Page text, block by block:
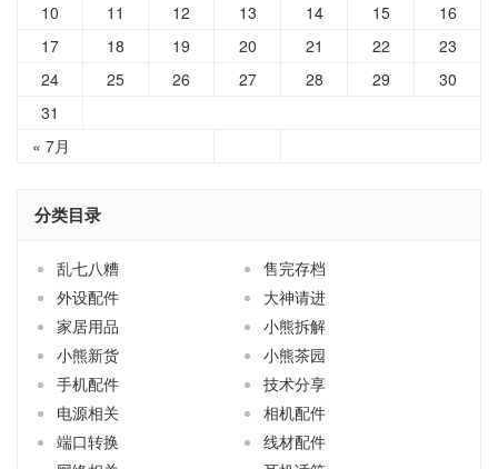
« 7月
10
11 12 13 14 15
16
17
18 19 20 21 22
23
24
25 26 27 28 29
30
31
分类目录
乱七八糟
售完存档
外设配件
大神请进
家居用品
小熊拆解
小熊新货
小熊茶园
手机配件
技术分享
电源相关
相机配件
端口转换
线材配件